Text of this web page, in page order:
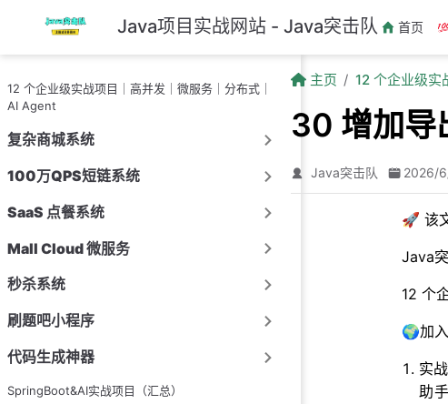
跳至主要內容 Java项目实战网站 - Java突击队 首页
12 个企业级实战项目｜高并发｜微服务｜分布式｜
AI Agent
复杂商城系统
100万QPS短链系统
SaaS 点餐系统
Mall Cloud 微服务
秒杀系统
刷题吧小程序
代码生成神器
SpringBoot&AI实战项目（汇总）
主页 12 个企业级实
30 增加导
Java突击队 2026/
🚀 该
Java
12 个
🌍加
实
助